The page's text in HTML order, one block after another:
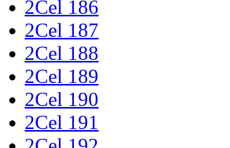
2Cel 186
2Cel 187
2Cel 188
2Cel 189
2Cel 190
2Cel 191